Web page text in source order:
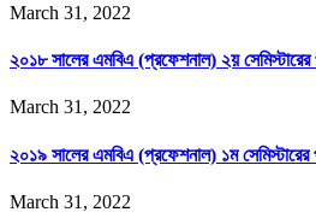
March 31, 2022
২০১৮ সালের এমবিএ (প্রফেশনাল) ২য় সেমিস্টারের
March 31, 2022
২০১৯ সালের এমবিএ (প্রফেশনাল) ১ম সেমিস্টারের
March 31, 2022